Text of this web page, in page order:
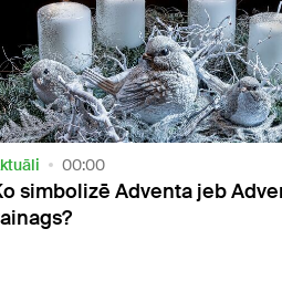
5 Attēli
00:00
interjera dizaineres
pieciem dekoratoru